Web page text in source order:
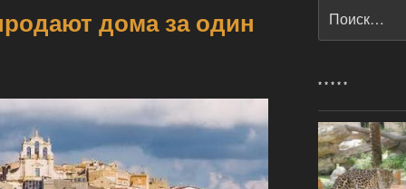
дома за один
* * * * *